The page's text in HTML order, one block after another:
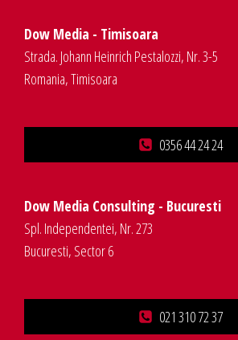
Dow Media - Timisoara
Strada. Johann Heinrich Pestalozzi, Nr. 3-5
Romania, Timisoara
0356 44 24 24
Dow Media Consulting - Bucuresti
Spl. Independentei, Nr. 273
Bucuresti, Sector 6
021 310 72 37